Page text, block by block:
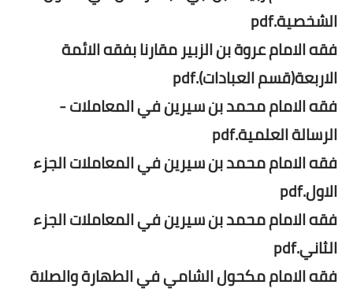
الشخصية.pdf
فقه الامام عروة بن الزبير مقارنا بفقه الائمة
الاربعة(قسم العبادات).pdf
فقه الامام محمد بن سيرين في المعاملات -
الرسالة العلمية.pdf
فقه الامام محمد بن سيرين في المعاملات الجزء
الاول.pdf
فقه الامام محمد بن سيرين في المعاملات الجزء
الثاني.pdf
فقه الامام مكحول الشامي في الطهارة والصلاة